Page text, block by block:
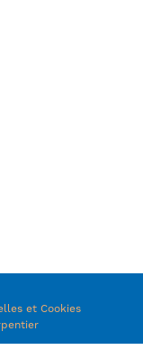
et Cookies